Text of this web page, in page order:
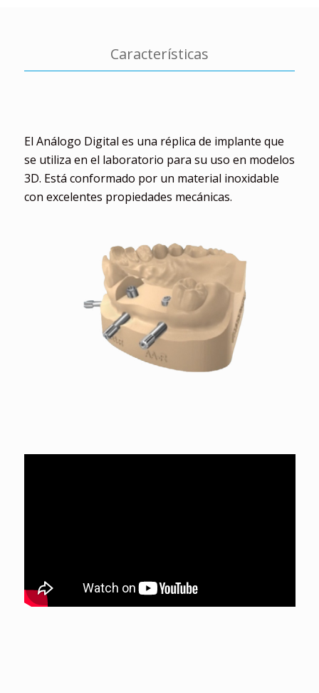
Características
El Análogo Digital es una réplica de implante que
se utiliza en el laboratorio para su uso en modelos
3D. Está conformado por un material inoxidable
con excelentes propiedades mecánicas.